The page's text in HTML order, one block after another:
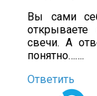
Вы сами
свечи. А
понятно…….
Ответить